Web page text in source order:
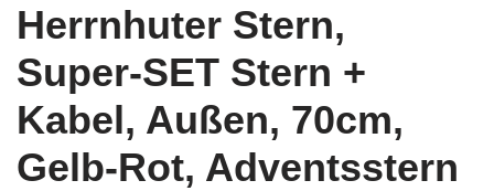
Herrnhuter Stern,
Super-SET Stern +
Kabel, Außen, 70cm,
Gelb-Rot, Adventsstern